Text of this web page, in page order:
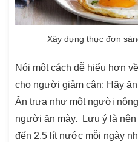
Xây dựng thực đơn
Nói một cách dễ hiểu hơn
cho người giảm cân: Hãy
Ăn trưa như một người
người ăn mày. Lưu ý là nên
đến 2,5 lít nước mỗi ngày